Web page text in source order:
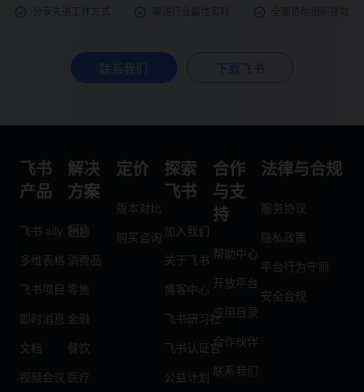
联系我们 下载飞书
飞书
产品
飞书 aily
多维表格
飞书项目
即时消息
文档
视频会议
解决
方案
制造
消费品
零售
金融
餐饮
医疗
定价
版本对比
购买咨询
探索
飞书
加入我们
关于飞书
博客中心
飞书研习社
飞书认证官
公益计划
合作
与支
持
帮助中心
开放平台
应用目录
合作伙伴
联系我们
法律与合规
服务协议
隐私政策
平台行为守则
安全合规